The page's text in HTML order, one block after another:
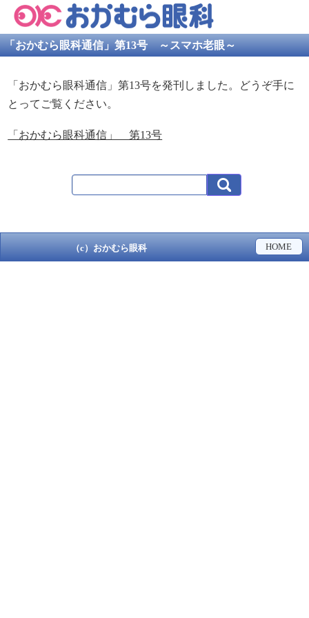
「おかむら眼科通信」第13号 ～スマホ老眼～
「おかむら眼科通信」第13号を発刊しました。どうぞ手に
とってご覧ください。
「おかむら眼科通信」 第13号
（c）おかむら眼科 HOME